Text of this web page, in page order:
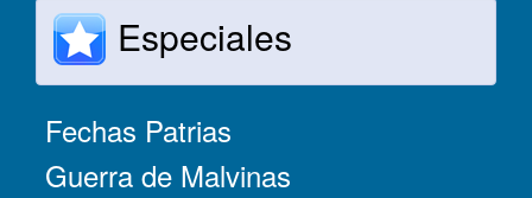
Especiales
Fechas Patrias
Guerra de Malvinas